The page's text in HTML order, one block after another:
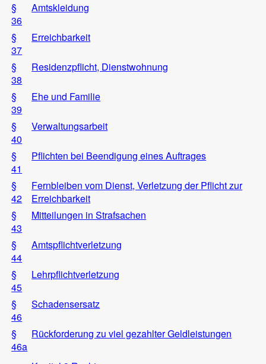
§
36
Amtskleidung
§
37
Erreichbarkeit
§
38
Residenzpflicht, Dienstwohnung
§
39
Ehe und Familie
§
40
Verwaltungsarbeit
§
41
Pflichten bei Beendigung eines Auftrages
§
42
Fernbleiben vom Dienst, Verletzung der Pflicht zur
Erreichbarkeit
§
43
Mitteilungen in Strafsachen
§
44
Amtspflichtverletzung
§
45
Lehrpflichtverletzung
§
46
Schadensersatz
§
46a
Rückforderung zu viel gezahlter Geldleistungen